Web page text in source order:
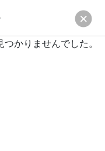
かりませんでした。